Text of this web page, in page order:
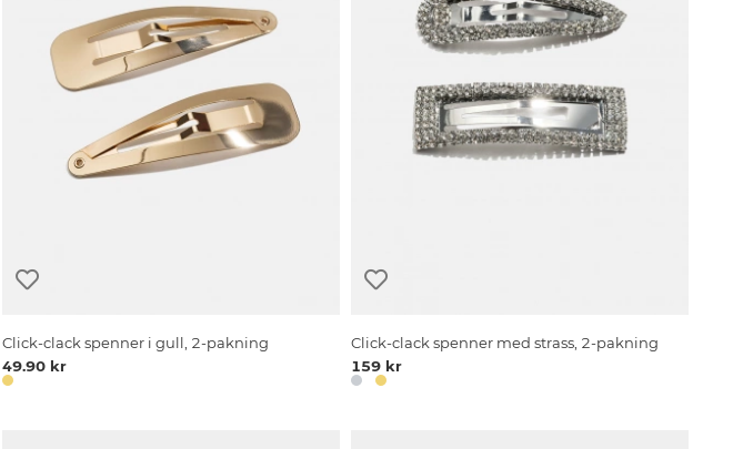
Click-clack spenner i gull, 2-pakning
49.90 kr
Click-clack spenner med strass, 2-pakning
159 kr